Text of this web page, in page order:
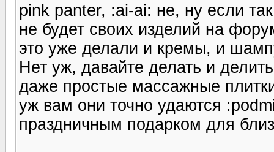
pink panter, :ai-ai: не, ну если
не будет своих изделий на
это уже делали и кремы, и
Нет уж, давайте делать и
даже простые массажные
уж вам они точно удаются
праздничным подарком для